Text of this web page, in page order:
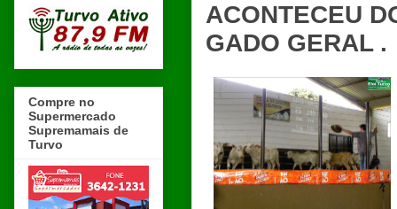
ACONTECEU
GADO GERAL .
Compre no
Supermercado
Supremamais de
Turvo